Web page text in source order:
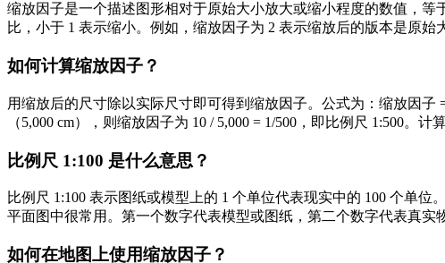
缩放因子是一个描述图形相对于原始大小放大或缩小程度的数值，
比，小于 1 表示缩小。例如，缩放因子为 2 表示缩放后的版本是原始
如何计算缩放因子？
用缩放后的尺寸除以实际尺寸即可得到缩放因子。公式为：缩放因
（5,000 cm），则缩放因子为 10 / 5,000 = 1/500，即比例尺 1:500。计
比例尺 1:100 是什么意思？
比例尺 1:100 表示图纸或模型上的 1 个单位代表现实中的 100 个单
平面图中很常用。第一个数字代表模型或图纸，第二个数字代表真实
如何在地图上使用缩放因子？